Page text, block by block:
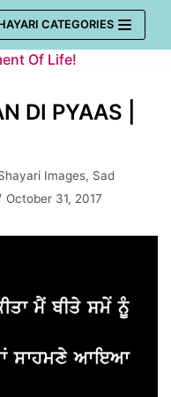
CATEGORIES
Of Life!
DI PYAAS |
Images, Sad
October 31, 2017